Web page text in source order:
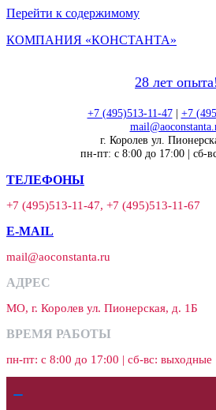
Перейти к содержимому
КОМПАНИЯ «КОНСТАНТА»
28 лет опыта!
+7 (495)513-11-47| +7
г. Королев ул.
пн-пт: с 8:00 до 17:00 | сб-
ТЕЛЕФОНЫ
+7 (495)513-11-47, +7 (495)513-11-67
E-MAIL
mail@aoconstanta.ru
АДРЕС
МО, г. Королев ул. Пионерская, д. 1Б
ВРЕМЯ РАБОТЫ
пн-пт: с 8:00 до 17:00 | сб-вс: выходные